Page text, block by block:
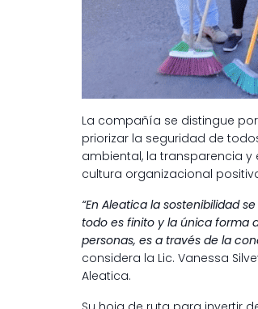
La compañía se distingue
priorizar la seguridad de
ambiental, la transparencia
cultura organizacional
“En Aleatica la sostenibilidad
todo es finito y la única forma
personas, es a través de la
considera la Lic. Vanessa
Aleatica.